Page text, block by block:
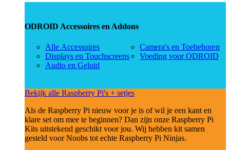
ODROID Accessoires en Addons
Alle Accessoires
Displays en Touchscreens
Audio en Geluid
Camera's en Toebehoren
Voeding voor ODROID
Bekijk alle Raspberry Pi's + setjes
Als de Raspberry Pi nieuw voor je is of wil je een kant en
klare set om mee te beginnen? Dan zijn onze Raspberry Pi
Kits uitstekend geschikt voor jou. Wij hebben kit samen
gesteld voor Noobs tot echte Raspberry Pi Ninjas.